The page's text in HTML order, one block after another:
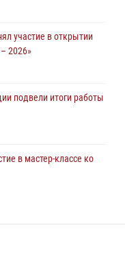
телевидение.
призывники
участие в открытии
2026»
подвели итоги работы
в мастер-классе ко